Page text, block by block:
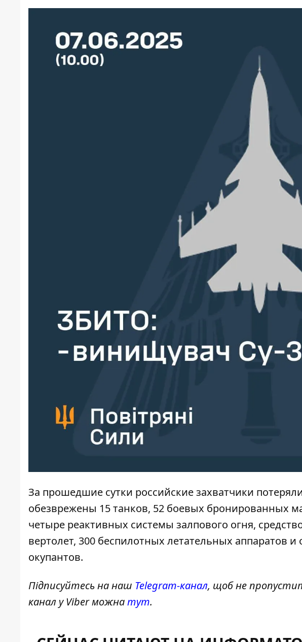
За прошедшие сутки российские захватчики
обезврежены 15 танков, 52 боевых бронированных
четыре реактивных системы залпового огня,
вертолет, 300 беспилотных летательных аппаратов
окупантов.
Підписуйтесь на наш Telegram-канал, щоб не
канал у Viber можнатут.